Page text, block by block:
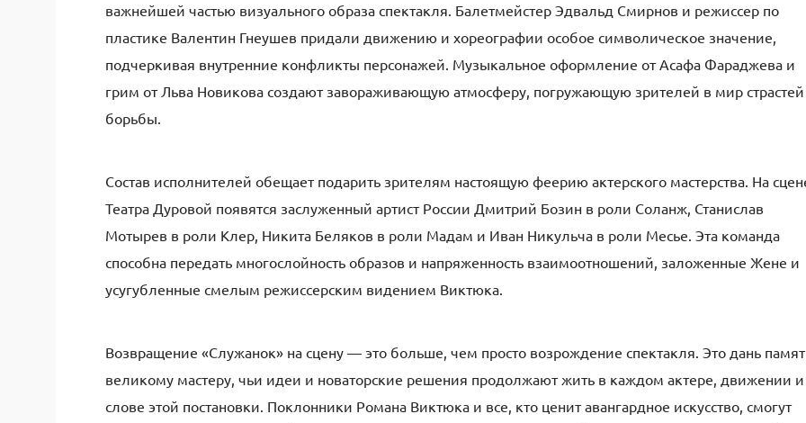
важнейшей частью визуального образа спектакля. Балетмейстер Эдвальд Смирнов и режиссер по
пластике Валентин Гнеушев придали движению и хореографии особое символическое значение,
подчеркивая внутренние конфликты персонажей. Музыкальное оформление от Асафа Фараджева и
грим от Льва Новикова создают завораживающую атмосферу, погружающую зрителей в мир
борьбы.
Состав исполнителей обещает подарить зрителям настоящую феерию актерского мастерства. На
Театра Дуровой появятся заслуженный артист России Дмитрий Бозин в роли Соланж, Станислав
Мотырев в роли Клер, Никита Беляков в роли Мадам и Иван Никульча в роли Месье. Эта команда
способна передать многослойность образов и напряженность взаимоотношений, заложенные Жене и
усугубленные смелым режиссерским видением Виктюка.
Возвращение «Служанок» на сцену — это больше, чем просто возрождение спектакля. Это дань
великому мастеру, чьи идеи и новаторские решения продолжают жить в каждом актере, движении и
слове этой постановки. Поклонники Романа Виктюка и все, кто ценит авангардное искусство, смогут